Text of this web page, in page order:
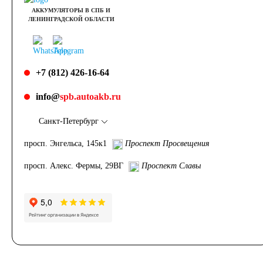
АККУМУЛЯТОРЫ В СПБ И
ЛЕНИНГРАДСКОЙ ОБЛАСТИ
+7 (812) 426-16-64
info@spb.autoakb.ru
Санкт-Петербург
просп. Энгельса, 145к1 Проспект Просвещения
просп. Алекс. Фермы, 29ВГ Проспект Славы